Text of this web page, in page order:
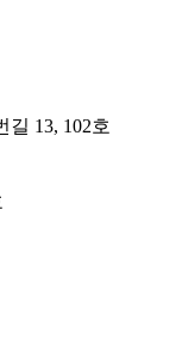
13, 102호